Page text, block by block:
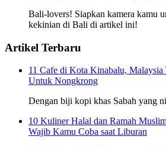
Bali-lovers! Siapkan kamera kamu
kekinian di Bali di artikel ini!
Artikel Terbaru
11 Cafe di Kota Kinabalu, Malaysia
Untuk Nongkrong
Dengan biji kopi khas Sabah yang
10 Kuliner Halal dan Ramah
Wajib Kamu Coba saat Liburan